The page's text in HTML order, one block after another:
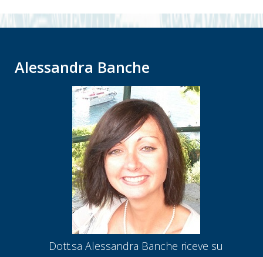
Alessandra Banche
Dott.sa Alessandra Banche riceve su